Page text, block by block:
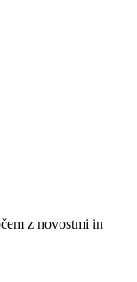
z novostmi in